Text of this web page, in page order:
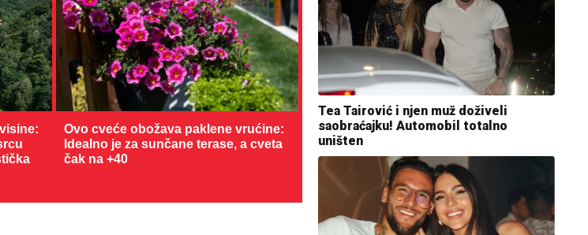
Ovo cveće obožava paklene vrućine:
Idealno je za sunčane terase, a cveta
čak na +40
Tea Tairović i njen muž doživeli
saobraćajku! Automobil totalno
uništen